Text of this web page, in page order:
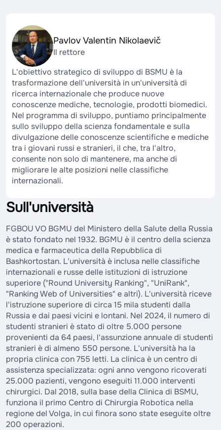
Pavlov Valentin Nikolaevič
Il rettore
L'obiettivo strategico di sviluppo di BSMU è la
trasformazione dell'università in un'università di
ricerca internazionale che produce nuove
conoscenze mediche, tecnologie, prodotti biomedici.
Nel programma di sviluppo, puntiamo principalmente
sullo sviluppo della scienza fondamentale e sulla
divulgazione delle conoscenze scientifiche e mediche
tra i giovani russi e stranieri, il che, tra l'altro,
consente non solo di mantenere, ma anche di
migliorare le alte posizioni nelle classifiche
internazionali.
Sull'università
FGBOU VO BGMU del Ministero della Salute della Russia
è stato fondato nel 1932. BGMU è il centro della scienza
medica e farmaceutica della Repubblica di
Bashkortostan. L'università è inclusa nelle classifiche
internazionali e russe delle istituzioni di istruzione
superiore ("Round University Ranking", "UniRank",
"Ranking Web of Universities" e altri). L'università riceve
l'istruzione superiore di circa 15 mila studenti dalla
Russia e dai paesi vicini e lontani. Nel 2024, il numero di
studenti stranieri è stato di oltre 5.000 persone
provenienti da 64 paesi, l'assunzione annuale di studenti
stranieri è di almeno 550 persone. L'università ha la
propria clinica con 755 letti. La clinica è un centro di
assistenza specializzata: ogni anno vengono ricoverati
25.000 pazienti, vengono eseguiti 11.000 interventi
chirurgici. Dal 2018, sulla base della Clinica di BSMU,
funziona il primo Centro di Chirurgia Robotica nella
regione del Volga, in cui finora sono state eseguite oltre
200 operazioni.